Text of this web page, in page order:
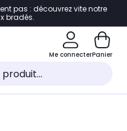
page
pas : découvrez vite notre
bradés.
Me connecterPanier